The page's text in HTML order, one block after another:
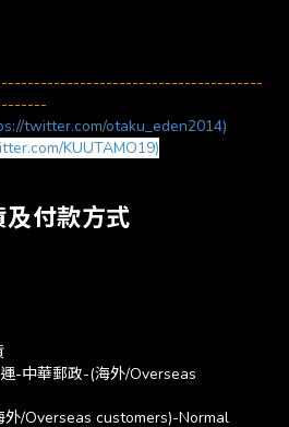
twitter.com/otaku_eden2014)
KUUTAMO19)
及付款方式
-中華郵政-(海外/Overseas
/Overseas customers)-Normal